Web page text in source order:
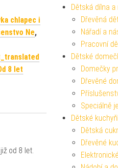
chlapec i
Ne,
8 let
od 8 let.
Dětská dílna
Dřevěná
Nářadí a
Pracovní
Dětské
Domečky
Dřevěné
Speciálně
Dětské
Dětská
Dřevěné